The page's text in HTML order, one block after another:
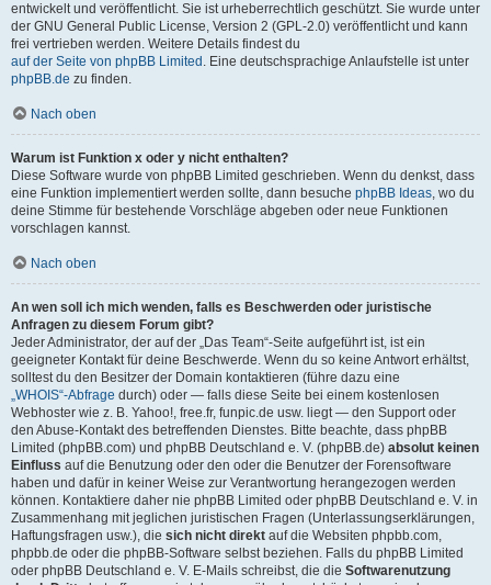
entwickelt und veröffentlicht. Sie ist urheberrechtlich geschützt. Sie wurde unter
der GNU General Public License, Version 2 (GPL-2.0) veröffentlicht und kann
frei vertrieben werden. Weitere Details findest du
auf der Seite von phpBB Limited . Eine deutschsprachige Anlaufstelle ist unter
phpBB.de zu finden.
Nach oben
Warum ist Funktion x oder y nicht enthalten?
Diese Software wurde von phpBB Limited geschrieben. Wenn du denkst, dass
eine Funktion implementiert werden sollte, dann besuche phpBB Ideas, wo du
deine Stimme für bestehende Vorschläge abgeben oder neue Funktionen
vorschlagen kannst.
Nach oben
An wen soll ich mich wenden, falls es Beschwerden oder juristische
Anfragen zu diesem Forum gibt?
Jeder Administrator, der auf der „Das Team“-Seite aufgeführt ist, ist ein
geeigneter Kontakt für deine Beschwerde. Wenn du so keine Antwort erhältst,
solltest du den Besitzer der Domain kontaktieren (führe dazu eine
„WHOIS“-Abfrage durch) oder — falls diese Seite bei einem kostenlosen
Webhoster wie z. B. Yahoo!, free.fr, funpic.de usw. liegt — den Support oder
den Abuse-Kontakt des betreffenden Dienstes. Bitte beachte, dass phpBB
Limited (phpBB.com) und phpBB Deutschland e. V. (phpBB.de) absolut keinen
Einfluss auf die Benutzung oder den oder die Benutzer der Forensoftware
haben und dafür in keiner Weise zur Verantwortung herangezogen werden
können. Kontaktiere daher nie phpBB Limited oder phpBB Deutschland e. V. in
Zusammenhang mit jeglichen juristischen Fragen (Unterlassungserklärungen,
Haftungsfragen usw.), die sich nicht direkt auf die Websiten phpbb.com,
phpbb.de oder die phpBB-Software selbst beziehen. Falls du phpBB Limited
oder phpBB Deutschland e. V. E-Mails schreibst, die die Softwarenutzung